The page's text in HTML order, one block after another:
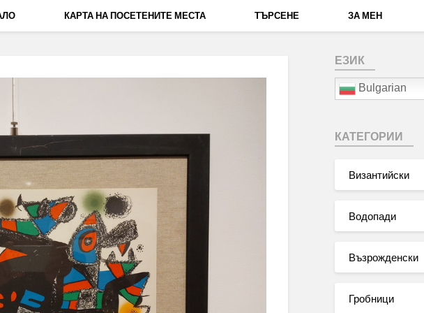
КАРТА НА ПОСЕТЕНИТЕ МЕСТА ТЪРСЕНЕ ЗА МЕН
ЕЗИК
Bulgarian
КАТЕГОРИИ
Византийски
Водопади
Възрожденски
Гробници